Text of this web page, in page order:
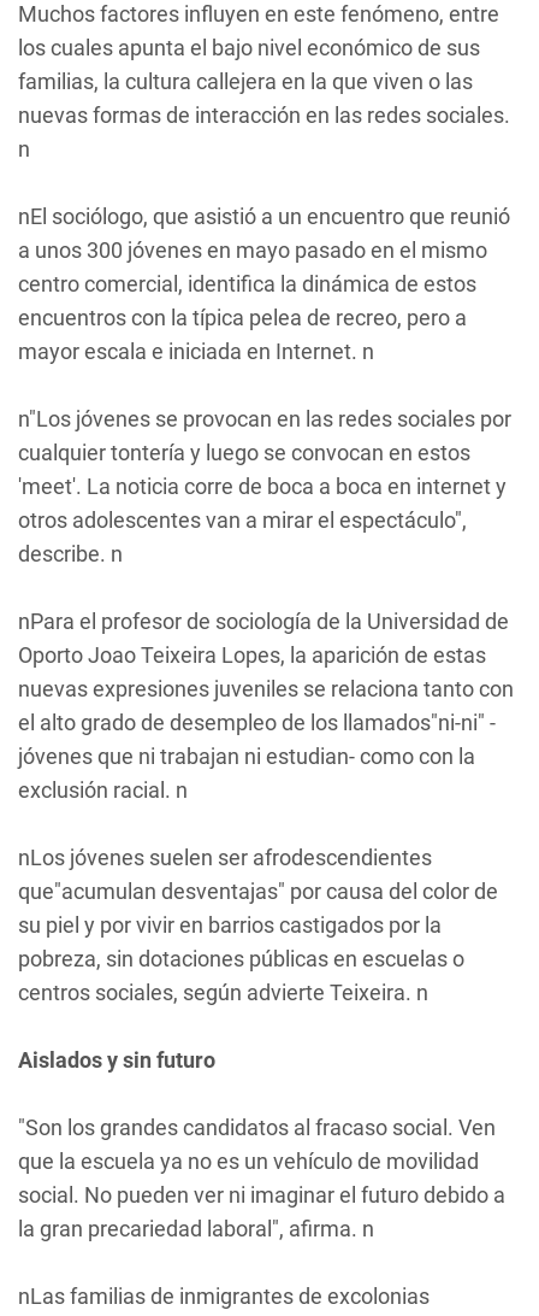
Muchos factores influyen en este fenómeno, entre
los cuales apunta el bajo nivel económico de sus
familias, la cultura callejera en la que viven o las
nuevas formas de interacción en las redes sociales.
n
nEl sociólogo, que asistió a un encuentro que reunió
a unos 300 jóvenes en mayo pasado en el mismo
centro comercial, identifica la dinámica de estos
encuentros con la típica pelea de recreo, pero a
mayor escala e iniciada en Internet. n
n"Los jóvenes se provocan en las redes sociales por
cualquier tontería y luego se convocan en estos
'meet'. La noticia corre de boca a boca en internet y
otros adolescentes van a mirar el espectáculo",
describe. n
nPara el profesor de sociología de la Universidad de
Oporto Joao Teixeira Lopes, la aparición de estas
nuevas expresiones juveniles se relaciona tanto con
el alto grado de desempleo de los llamados"ni-ni" -
jóvenes que ni trabajan ni estudian- como con la
exclusión racial. n
nLos jóvenes suelen ser afrodescendientes
que"acumulan desventajas" por causa del color de
su piel y por vivir en barrios castigados por la
pobreza, sin dotaciones públicas en escuelas o
centros sociales, según advierte Teixeira. n
Aislados y sin futuro
"Son los grandes candidatos al fracaso social. Ven
que la escuela ya no es un vehículo de movilidad
social. No pueden ver ni imaginar el futuro debido a
la gran precariedad laboral", afirma. n
nLas familias de inmigrantes de excolonias